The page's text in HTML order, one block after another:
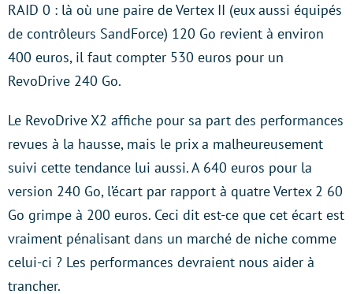
RAID 0 : là où une paire de Vertex II (eux aussi équipés
de contrôleurs SandForce) 120 Go revient à environ
400 euros, il faut compter 530 euros pour un
RevoDrive 240 Go.
Le RevoDrive X2 affiche pour sa part des performances
revues à la hausse, mais le prix a malheureusement
suivi cette tendance lui aussi. A 640 euros pour la
version 240 Go, l’écart par rapport à quatre Vertex 2 60
Go grimpe à 200 euros. Ceci dit est-ce que cet écart est
vraiment pénalisant dans un marché de niche comme
celui-ci ? Les performances devraient nous aider à
trancher.